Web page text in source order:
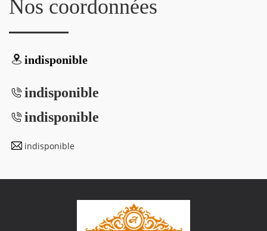
Nos coordonnées
indisponible
indisponible
indisponible
indisponible